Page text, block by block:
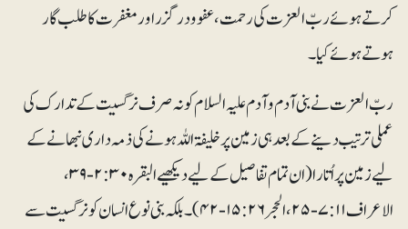
کرتے ہوئے ربّ العزت کی رحمت، عفوودرگزر اور مغفرت کا طلب گار
ہوتے ہوئے کیا۔
ربّ العزت نے بنی آدم و آدم علیہ السلام کو نہ صرف نرگسیت کے تدارک کی
عملی ترتیب دینے کے بعد ہی زمین پر خلیفۃ اللہ ہونے کی ذمہ داری نبھانے کے
لیے زمین پر اُتارا (ان تمام تفاصیل کے لیے دیکھیے البقرہ ۲:۳۰-۳۹،
الاعراف ۷:۱۱-۲۵، الحجر ۱۵:۲۶-۴۲)۔ بلکہ بنی نوع انسان کو نرگسیت سے